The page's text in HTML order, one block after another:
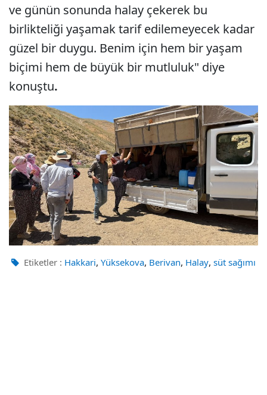
ve günün sonunda halay çekerek bu
birlikteliği yaşamak tarif edilemeyecek kadar
güzel bir duygu. Benim için hem bir yaşam
biçimi hem de büyük bir mutluluk" diye
konuştu.
Etiketler : Hakkari, Yüksekova, Berivan, Halay, süt sağımı